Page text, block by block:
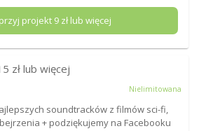
projekt 9zł lub więcej
zł lub więcej
Nielimitowana
soundtracków z filmów sci-fi,
+ podziękujemy na Facebooku